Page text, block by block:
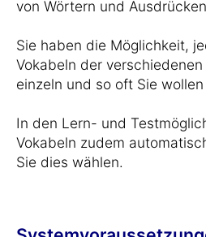
von Wörtern und
Sie haben die Möglichkeit,
Vokabeln der
einzeln und so oft Sie
In den Lern- und
Vokabeln zudem
Sie dies wählen.